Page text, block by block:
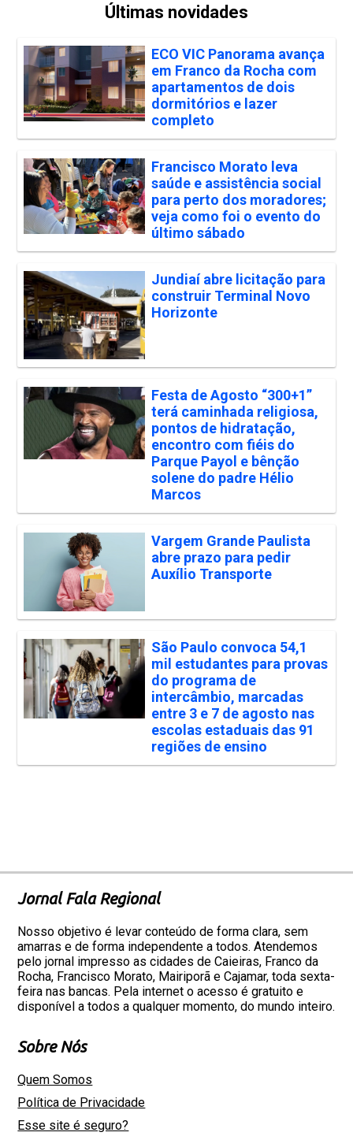
Últimas novidades
ECO VIC Panorama avança
em Franco da Rocha com
apartamentos de dois
dormitórios e lazer
completo
Francisco Morato leva
saúde e assistência social
para perto dos moradores;
veja como foi o evento do
último sábado
Jundiaí abre licitação para
construir Terminal Novo
Horizonte
Festa de Agosto “300+1”
terá caminhada religiosa,
pontos de hidratação,
encontro com fiéis do
Parque Payol e bênção
solene do padre Hélio
Marcos
Vargem Grande Paulista
abre prazo para pedir
Auxílio Transporte
São Paulo convoca 54,1
mil estudantes para provas
do programa de
intercâmbio, marcadas
entre 3 e 7 de agosto nas
escolas estaduais das 91
regiões de ensino
Jornal Fala Regional
Nosso objetivo é levar conteúdo de forma clara, sem
amarras e de forma independente a todos. Atendemos
pelo jornal impresso as cidades de Caieiras, Franco da
Rocha, Francisco Morato, Mairiporã e Cajamar, toda sexta-
feira nas bancas. Pela internet o acesso é gratuito e
disponível a todos a qualquer momento, do mundo inteiro.
Sobre Nós
Quem Somos
Política de Privacidade
Esse site é seguro?